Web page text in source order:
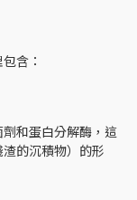
含：
和蛋白分解酶，這
的沉積物）的形